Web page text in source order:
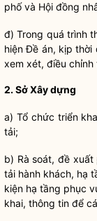
phố và Hội đồng
đ) Trong quá trình
hiện Đề án, kịp thời
xem xét, điều chỉnh
2. Sở Xây dựng
a) Tổ chức triển
tải;
b) Rà soát, đề
tải hành khách, hạ
kiện hạ tầng phục
khai, thông tin để